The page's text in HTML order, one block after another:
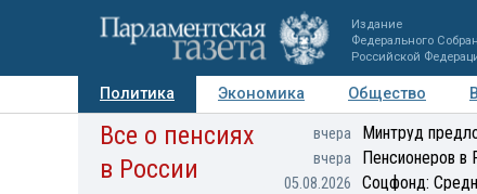
Издание
Федерального
Российской
Политика Экономика Общество
Авторы Персоны Мнения Регионы
Все о пенсиях
в России
вчера Минтруд
вчера Пенсионеров в
05.08.2026 Соцфонд: